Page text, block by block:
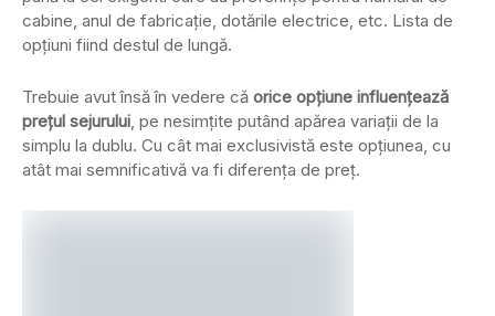
cabine, anul de fabricație, dotările electrice, etc. Lista de
opțiuni fiind destul de lungă.
Trebuie avut însă în vedere că orice opțiune influențează
prețul sejurului, pe nesimțite putând apărea variații de la
simplu la dublu. Cu cât mai exclusivistă este opțiunea, cu
atât mai semnificativă va fi diferența de preț.